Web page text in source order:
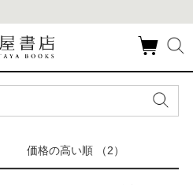
価格の高い順 （2）